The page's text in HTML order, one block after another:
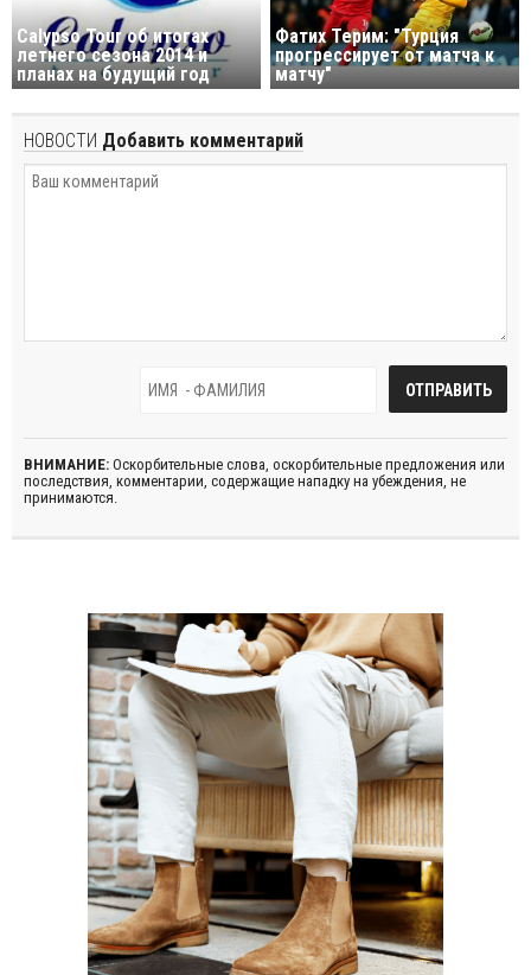
Calypso Tour об итогах
летнего сезона 2014 и
планах на будущий год
Фатих Терим: "Турция
прогрессирует от матча к
матчу"
НОВОСТИ Добавить комментарий
ВНИМАНИЕ: Оскорбительные слова, оскорбительные предложения или
последствия, комментарии, содержащие нападку на убеждения, не
принимаются.